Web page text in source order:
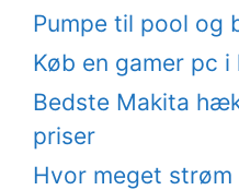
Pumpe til pool og
Køb en gamer pc
Bedste Makita
priser
Hvor meget